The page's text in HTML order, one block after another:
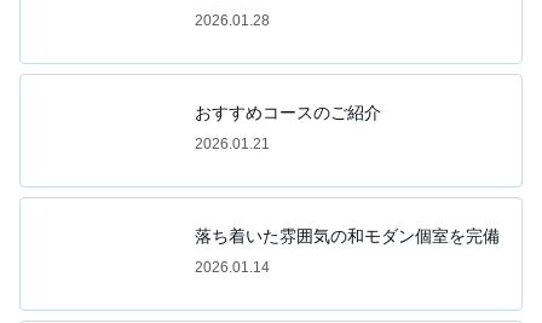
2026.01.28
おすすめコースのご紹介
2026.01.21
落ち着いた雰囲気の和モダン個室を完備
2026.01.14